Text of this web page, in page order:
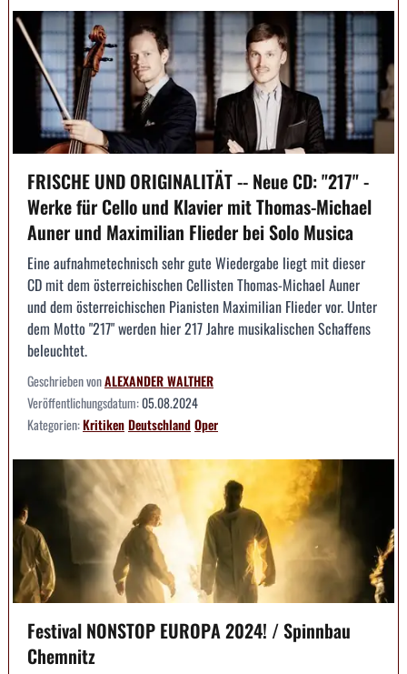
FRISCHE UND ORIGINALITÄT -- Neue CD: "217" -
Werke für Cello und Klavier mit Thomas-Michael
Auner und Maximilian Flieder bei Solo Musica
Eine aufnahmetechnisch sehr gute Wiedergabe liegt mit dieser
CD mit dem österreichischen Cellisten Thomas-Michael Auner
und dem österreichischen Pianisten Maximilian Flieder vor. Unter
dem Motto "217" werden hier 217 Jahre musikalischen Schaffens
beleuchtet.
Geschrieben vonALEXANDER WALTHER
Veröffentlichungsdatum:05.08.2024
Kategorien:KritikenDeutschlandOper
Festival NONSTOP EUROPA 2024! / Spinnbau
Chemnitz